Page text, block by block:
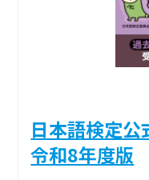
日本語検定
令和8年度版